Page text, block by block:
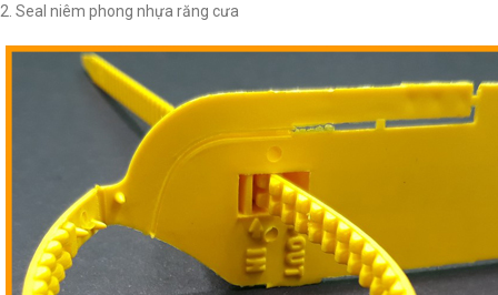
2. Seal niêm phong nhựa răng cưa